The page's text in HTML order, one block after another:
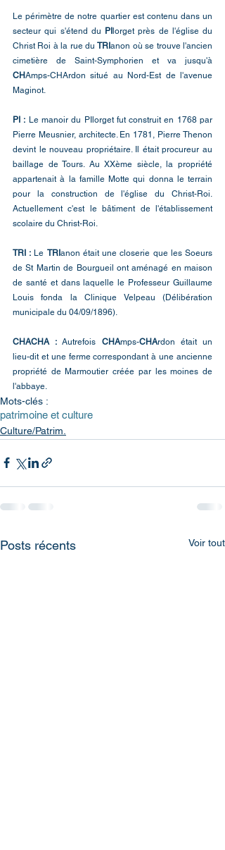
Le périmètre de notre quartier est contenu dans un
secteur qui s'étend du PIlorget près de l'église du
Christ Roi à la rue du TRIanon où se trouve l'ancien
CHAmps-CHArdon situé au Nord-Est de l'avenue
Maginot.
PI : Le manoir du PIlorget fut construit en 1768 par
Pierre Meusnier, architecte. En 1781, Pierre Thenon
devint le nouveau propriétaire. Il était procureur au
baillage de Tours. Au XXème siècle, la propriété
appartenait à la famille Motte qui donna le terrain
pour la construction de l'église du Christ-Roi.
Actuellement c'est le bâtiment de l'établissement
scolaire du Christ-Roi.
TRI : Le TRIanon était une closerie que les Soeurs
de St Martin de Bourgueil ont aménagé en maison
de santé et dans laquelle le Professeur Guillaume
Louis fonda la Clinique Velpeau (Délibération
municipale du 04/09/1896).
CHACHA : Autrefois CHAmps-CHArdon était un
lieu-dit et une ferme correspondant à une ancienne
propriété de Marmoutier créée par les moines de
l'abbaye.
Mots-clés :
patrimoine et culture
Culture/Patrim.
Posts récents Voir tout